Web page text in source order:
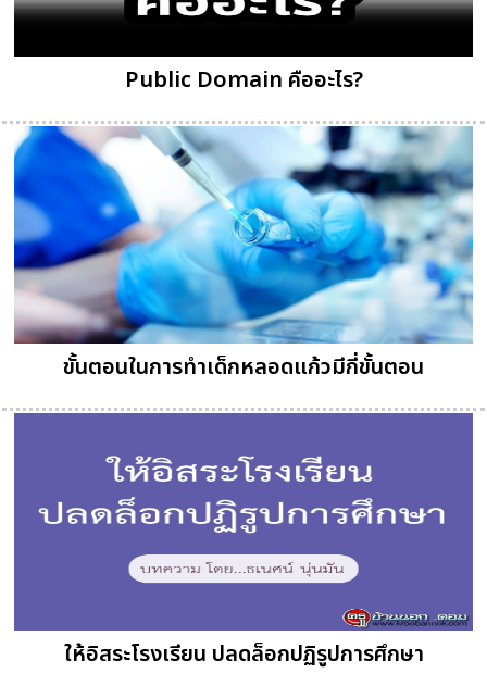
Public Domain คืออะไร?
ขั้นตอนในการทำเด็กหลอดแก้วมีกี่ขั้นตอน
ให้อิสระโรงเรียน ปลดล็อกปฏิรูปการศึกษา